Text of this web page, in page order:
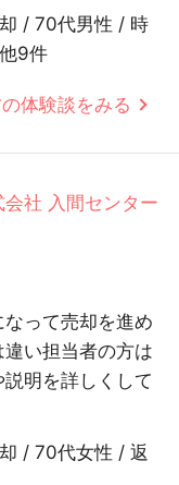
/ 70代男性 / 時
9件
体験談をみる
社 入間センター
って売却を進め
い担当者の方は
明を詳しくして
/ 70代女性 / 返